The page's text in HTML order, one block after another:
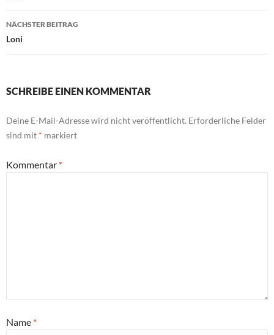
NÄCHSTER BEITRAG
Loni
SCHREIBE EINEN KOMMENTAR
Deine E-Mail-Adresse wird nicht veröffentlicht. Erforderliche Felder
sind mit * markiert
Kommentar *
Name *